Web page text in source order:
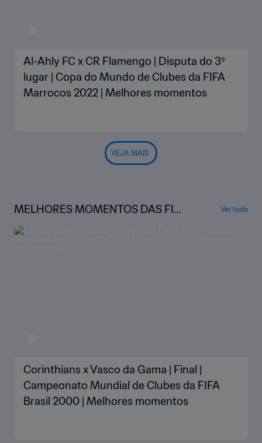
Al-Ahly FC x CR Flamengo | Disputa do 3º
lugar | Copa do Mundo de Clubes da FIFA
Marrocos 2022 | Melhores momentos
VEJA MAIS
MELHORES MOMENTOS DAS FIN
AIS DA COPA DO MUNDO DE CLU
BES
Ver tudo
Corinthians x Vasco da Gama | Final |
Campeonato Mundial de Clubes da FIFA
Brasil 2000 | Melhores momentos